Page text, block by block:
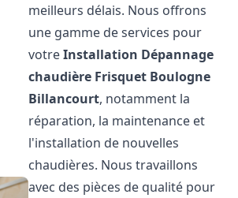
meilleurs délais. Nous offrons
une gamme de services pour
votreInstallation Dépannage
chaudière Frisquet Boulogne
Billancourt, notamment la
réparation, la maintenance et
l'installation de nouvelles
chaudières. Nous travaillons
avec des pièces de qualité pour